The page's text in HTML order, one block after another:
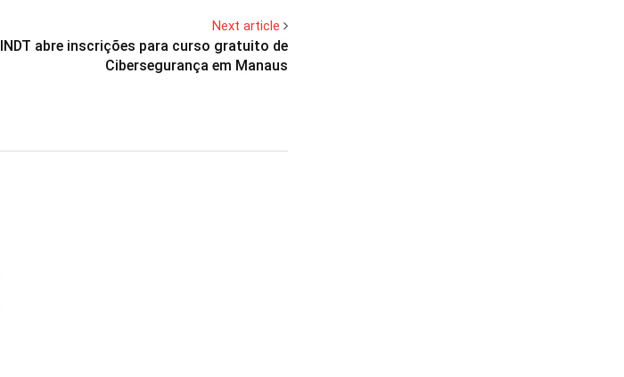
Next article
INDT abre inscrições para curso gratuito de
Cibersegurança em Manaus